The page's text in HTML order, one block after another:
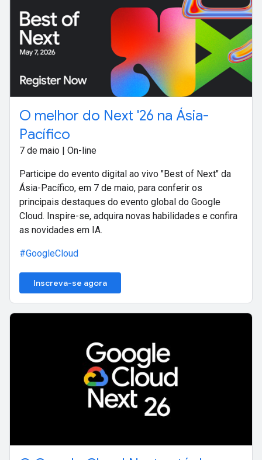
O melhor do Next '26 na Ásia-
Pacífico
7 de maio | On-line
Participe do evento digital ao vivo "Best of Next" da
Ásia-Pacífico, em 7 de maio, para conferir os
principais destaques do evento global do Google
Cloud. Inspire-se, adquira novas habilidades e confira
as novidades em IA.
#GoogleCloud
Inscreva-se agora